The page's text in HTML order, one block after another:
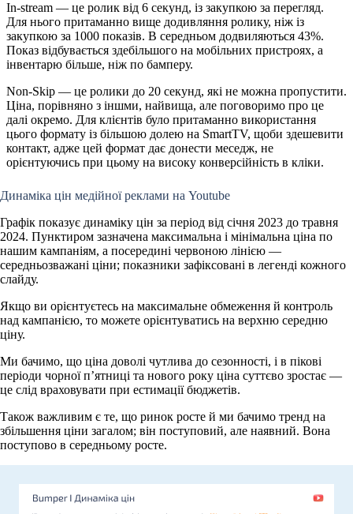
In-stream — це ролик від 6 секунд, із закупкою за перегляд.
Для нього притаманно вище додивляння ролику, ніж із
закупкою за 1000 показів. В середньом додвиляються 43%.
Показ відбувається здебільшого на мобільних пристроях, а
інвентарю більше, ніж по бамперу.
Non-Skip — це ролики до 20 секунд, які не можна пропустити.
Ціна, порівняно з іншми, найвища, але поговоримо про це
далі окремо. Для клієнтів було притаманно використання
цього формату із більшою долею на SmartTV, щоби здешевити
контакт, адже цей формат дає донести меседж, не
орієнтуючись при цьому на високу конверсійність в кліки.
Динаміка цін медійної реклами на Youtube
Графік показує динаміку цін за період від січня 2023 до травня
2024. Пунктиром зазначена максимальна і мінімальна ціна по
нашим кампаніям, а посередині червоною лінією —
середньозважані ціни; показники зафіксовані в легенді кожного
слайду.
Якщо ви орієнтуєтесь на максимальне обмеження й контроль
над кампанією, то можете орієнтуватись на верхню середню
ціну.
Ми бачимо, що ціна доволі чутлива до сезонності, і в пікові
періоди чорної п’ятниці та нового року ціна суттєво зростає —
це слід враховувати при естимації бюджетів.
Також важливим є те, що ринок росте й ми бачимо тренд на
збільшення ціни загалом; він поступовий, але наявний. Вона
поступово в середньому росте.